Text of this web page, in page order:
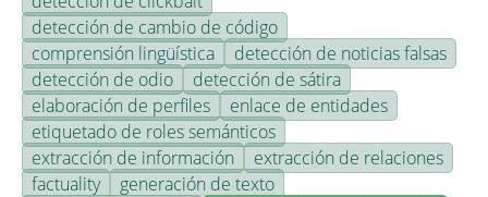
detección de cambio de código
comprensión lingüística
detección de noticias falsas
detección de odio
detección de sátira
elaboración de perfiles
enlace de entidades
etiquetado de roles semánticos
extracción de información
extracción de relaciones
factuality
generación de texto